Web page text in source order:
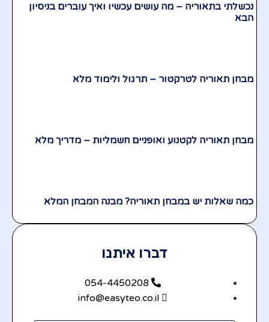
נכשלתי בתאוריה – מה עושים עכשיו ואיך עוברים בניסיון
הבא
מבחן תאוריה לטרקטור – תרגול ולימוד מלא
מבחן תאוריה לקטנוע ואופניים חשמליות – מדריך מלא
כמה שאלות יש במבחן תאוריה? מבנה המבחן המלא
דברו איתנו
054-4450208
info@easyteo.co.il